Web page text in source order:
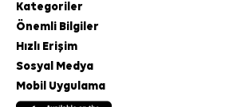
Kategoriler
Önemli Bilgiler
Hızlı Erişim
Sosyal Medya
Mobil Uygulama